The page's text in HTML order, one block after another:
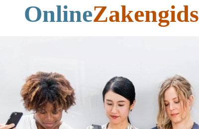
OnlineZakengids